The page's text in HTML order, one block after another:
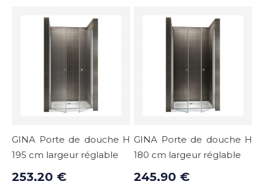
GINA Porte de douche H
195 cm largeur réglable
253,20 €
GINA Porte de douche H
180 cm largeur réglable
245,90 €